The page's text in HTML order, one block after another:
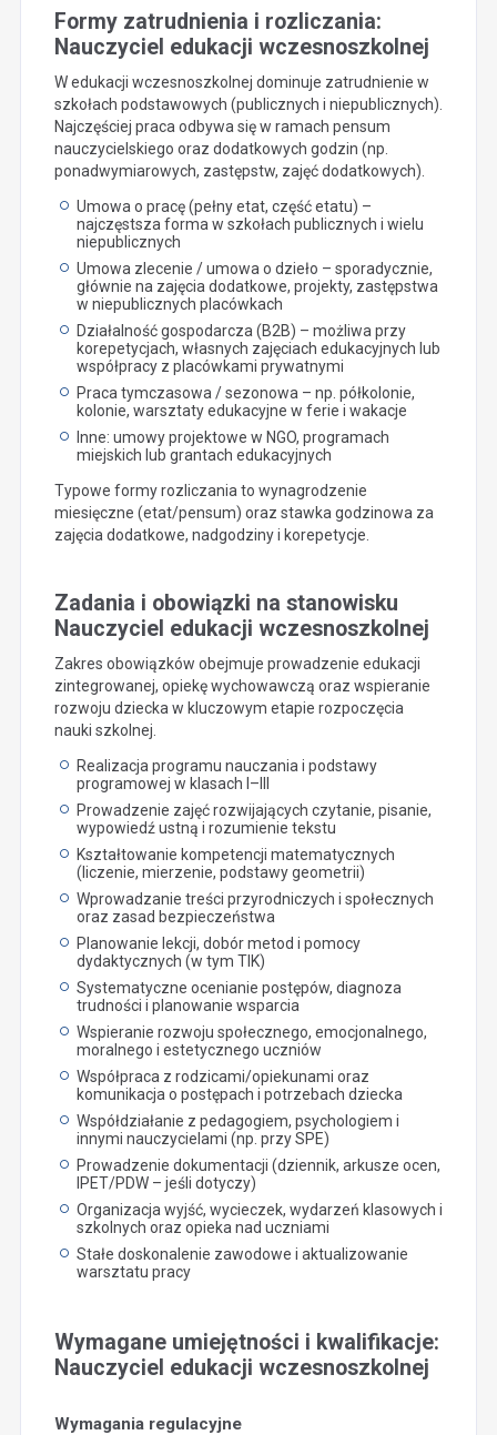
Formy zatrudnienia i rozliczania:
Nauczyciel edukacji wczesnoszkolnej
W edukacji wczesnoszkolnej dominuje zatrudnienie w
szkołach podstawowych (publicznych i niepublicznych).
Najczęściej praca odbywa się w ramach pensum
nauczycielskiego oraz dodatkowych godzin (np.
ponadwymiarowych, zastępstw, zajęć dodatkowych).
Umowa o pracę (pełny etat, część etatu) –
najczęstsza forma w szkołach publicznych i wielu
niepublicznych
Umowa zlecenie / umowa o dzieło – sporadycznie,
głównie na zajęcia dodatkowe, projekty, zastępstwa
w niepublicznych placówkach
Działalność gospodarcza (B2B) – możliwa przy
korepetycjach, własnych zajęciach edukacyjnych lub
współpracy z placówkami prywatnymi
Praca tymczasowa / sezonowa – np. półkolonie,
kolonie, warsztaty edukacyjne w ferie i wakacje
Inne: umowy projektowe w NGO, programach
miejskich lub grantach edukacyjnych
Typowe formy rozliczania to wynagrodzenie
miesięczne (etat/pensum) oraz stawka godzinowa za
zajęcia dodatkowe, nadgodziny i korepetycje.
Zadania i obowiązki na stanowisku
Nauczyciel edukacji wczesnoszkolnej
Zakres obowiązków obejmuje prowadzenie edukacji
zintegrowanej, opiekę wychowawczą oraz wspieranie
rozwoju dziecka w kluczowym etapie rozpoczęcia
nauki szkolnej.
Realizacja programu nauczania i podstawy
programowej w klasach I–III
Prowadzenie zajęć rozwijających czytanie, pisanie,
wypowiedź ustną i rozumienie tekstu
Kształtowanie kompetencji matematycznych
(liczenie, mierzenie, podstawy geometrii)
Wprowadzanie treści przyrodniczych i społecznych
oraz zasad bezpieczeństwa
Planowanie lekcji, dobór metod i pomocy
dydaktycznych (w tym TIK)
Systematyczne ocenianie postępów, diagnoza
trudności i planowanie wsparcia
Wspieranie rozwoju społecznego, emocjonalnego,
moralnego i estetycznego uczniów
Współpraca z rodzicami/opiekunami oraz
komunikacja o postępach i potrzebach dziecka
Współdziałanie z pedagogiem, psychologiem i
innymi nauczycielami (np. przy SPE)
Prowadzenie dokumentacji (dziennik, arkusze ocen,
IPET/PDW – jeśli dotyczy)
Organizacja wyjść, wycieczek, wydarzeń klasowych i
szkolnych oraz opieka nad uczniami
Stałe doskonalenie zawodowe i aktualizowanie
warsztatu pracy
Wymagane umiejętności i kwalifikacje:
Nauczyciel edukacji wczesnoszkolnej
Wymagania regulacyjne